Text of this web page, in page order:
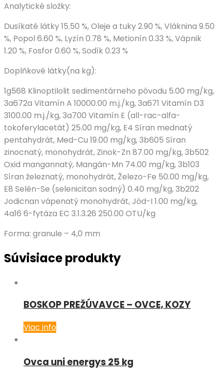
Analytické složky:
Dusíkaté látky 15.50 %, Oleje a tuky 2.90 %, Vláknina 9.50
%, Popol 6.60 %, Lyzín 0.78 %, Metionín 0.33 %, Vápnik
1.20 %, Fosfor 0.60 %, Sodík 0.23 %
Doplňkové látky(na kg):
1g568 Klinoptilolit sedimentárneho pôvodu 5.00 mg/kg,
3a672a Vitamín A 10000.00 m.j./kg, 3a671 Vitamín D3
3100.00 m.j./kg, 3a700 Vitamín E (all-rac-alfa-
tokoferylacetát) 25.00 mg/kg, E4 Síran mednatý
pentahydrát, Med-Cu 19.00 mg/kg, 3b605 Síran
zinocnatý, monohydrát, Zinok-Zn 87.00 mg/kg, 3b502
Oxid mangannatý, Mangán-Mn 74.00 mg/kg, 3b103
Síran železnatý, monohydrát, Železo-Fe 50.00 mg/kg,
E8 Selén-Se (selenicitan sodný) 0.40 mg/kg, 3b202
Jodicnan vápenatý monohydrát, Jód-I 1.00 mg/kg,
4a16 6-fytáza EC 3.1.3.26 250.00 OTU/kg
Forma: granule – 4,0 mm
Súvisiace produkty
BOSKOP PREŽÚVAVCE – OVCE, KOZY
Viac info
Ovca uni energys 25 kg